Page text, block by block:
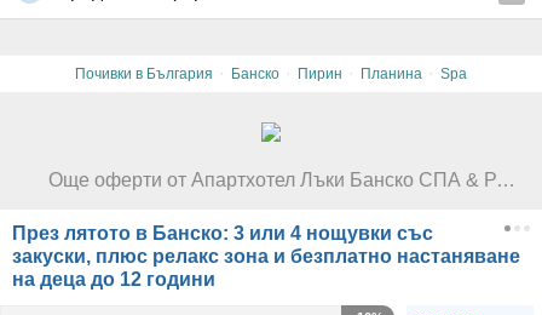
Почивки в България · Банско · Пирин · Планина · Spa
Още оферти от Апартхотел Лъки Банско СПА & Релакс*****
През лятото в Банско: 3 или 4 нощувки със
закуски, плюс релакс зона и безплатно настаняване
на деца до 12 години